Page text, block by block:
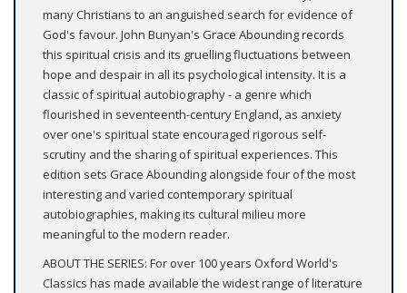
many Christians to an anguished search for evidence of
God's favour. John Bunyan's Grace Abounding records
this spiritual crisis and its gruelling fluctuations between
hope and despair in all its psychological intensity. It is a
classic of spiritual autobiography - a genre which
flourished in seventeenth-century England, as anxiety
over one's spiritual state encouraged rigorous self-
scrutiny and the sharing of spiritual experiences. This
edition sets Grace Abounding alongside four of the most
interesting and varied contemporary spiritual
autobiographies, making its cultural milieu more
meaningful to the modern reader.
ABOUT THE SERIES: For over 100 years Oxford World's
Classics has made available the widest range of literature